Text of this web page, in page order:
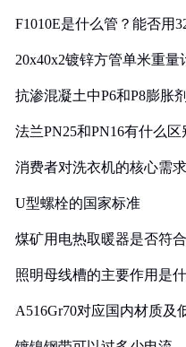
F1010E是什么管？能否用
20x40x2镀锌方管单米重
抗渗混凝土中P6和P8膨胀
法兰PN25和PN16有什么区
消费者对洗衣机的核心需
U型螺栓的国家标准
煤矿用电热取暖器是否符
照明母线槽的主要作用是
A516Gr70对应国内材质及